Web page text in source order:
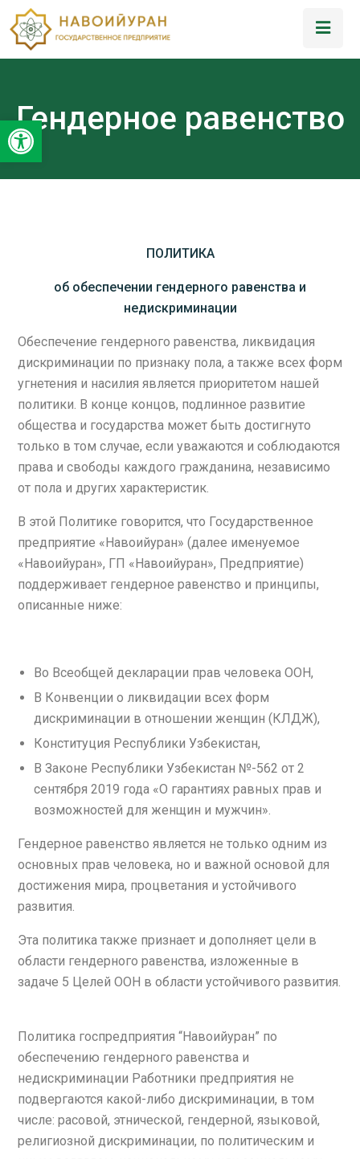
Открыть панель инструментовГендерное равенство
ПОЛИТИКА
об обеспечении гендерного равенства и
недискриминации
Обеспечение гендерного равенства, ликвидация
дискриминации по признаку пола, а также всех форм
угнетения и насилия является приоритетом нашей
политики. В конце концов, подлинное развитие
общества и государства может быть достигнуто
только в том случае, если уважаются и соблюдаются
права и свободы каждого гражданина, независимо
от пола и других характеристик.
В этой Политике говорится, что Государственное
предприятие «Навоийуран» (далее именуемое
«Навоийуран», ГП «Навоийуран», Предприятие)
поддерживает гендерное равенство и принципы,
описанные ниже:
Во Всеобщей декларации прав человека ООН,
В Конвенции о ликвидации всех форм
дискриминации в отношении женщин (КЛДЖ),
Конституция Республики Узбекистан,
В Законе Республики Узбекистан №-562 от 2
сентября 2019 года «О гарантиях равных прав и
возможностей для женщин и мужчин».
Гендерное равенство является не только одним из
основных прав человека, но и важной основой для
достижения мира, процветания и устойчивого
развития.
Эта политика также признает и дополняет цели в
области гендерного равенства, изложенные в
задаче 5 Целей ООН в области устойчивого развития.
Политика госпредприятия “Навоийуран” по
обеспечению гендерного равенства и
недискриминации Работники предприятия не
подвергаются какой-либо дискриминации, в том
числе: расовой, этнической, гендерной, языковой,
религиозной дискриминации, по политическим и